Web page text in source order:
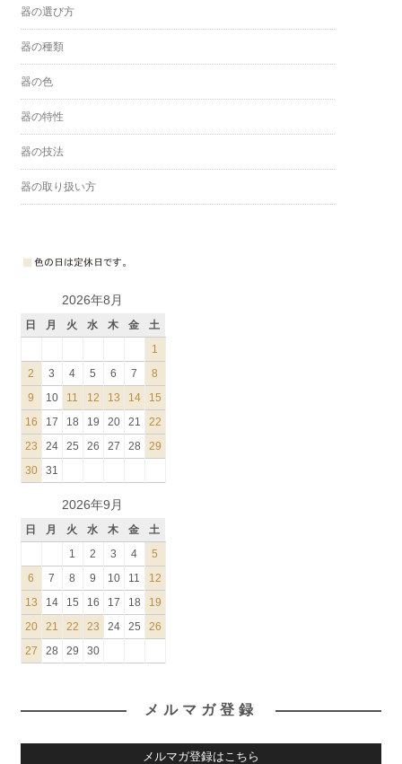
器の選び方
器の種類
器の色
器の特性
器の技法
器の取り扱い方
2026年8月
日 月 火 水 木 金
土
1
2
3 4 5 6 7
8
9
10 11 12 13 14
15
16
17 18 19 20 21
22
23
24 25 26 27 28
29
30
31
2026年9月
日 月 火 水 木 金
土
1
2 3 4
5
6
7 8 9 10 11
12
13
14 15 16 17 18
19
20
21 22 23 24 25
26
27
28 29 30
メルマガ登録
メルマガ登録はこちら